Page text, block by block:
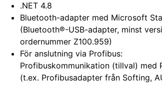
.NET 4.8
Bluetooth-adapter med Microsoft
(Bluetooth®-USB-adapter, minst
ordernummer Z100.959)
För anslutning via Profibus:
Profibuskommunikation (tillval) med
(t.ex. Profibusadapter från Softing,